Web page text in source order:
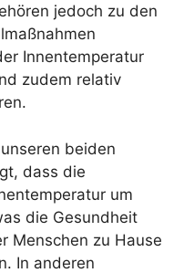
jedoch zu den
Innentemperatur
zudem relativ
beiden
dass die
um
die Gesundheit
Menschen zu Hause
In anderen